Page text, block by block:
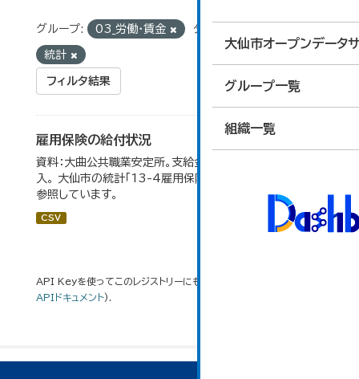
大仙市オープンデータ
グループ一覧
組織一覧
グループ: 03_労働・賃金 タグ:
統計
フィルタ結果
雇用保険の給付状況
資料：大曲公共職業安定所。支給金額の千円未満は四捨五
入。 大仙市の統計「13-4雇用保険の給付状況」のデータを
参照しています。
CSV
API Keyを使ってこのレジストリーにもアクセス可能です
APIドキュメント).